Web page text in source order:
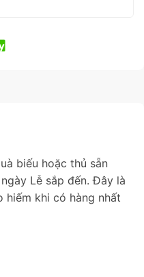
biếu hoặc thủ sẵn
Lễ sắp đến. Đây là
hiếm khi có hàng nhất